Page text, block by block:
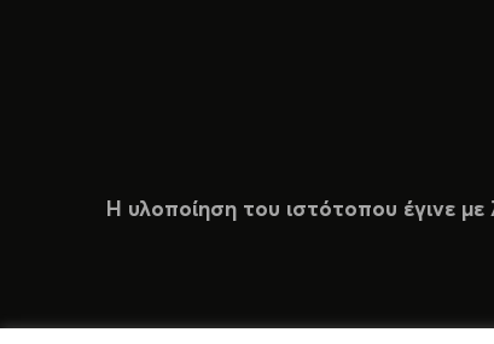
Η υλοποίηση του ιστότοπου έγινε